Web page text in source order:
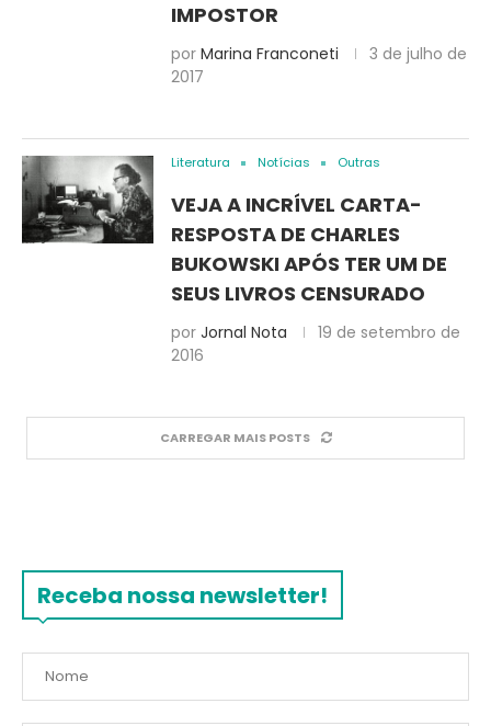
IMPOSTOR
por Marina Franconeti
3 de julho de
2017
Literatura Notícias Outras
VEJA A INCRÍVEL CARTA-
RESPOSTA DE CHARLES
BUKOWSKI APÓS TER UM DE
SEUS LIVROS CENSURADO
por Jornal Nota
19 de setembro de
2016
CARREGAR MAIS POSTS
Receba nossa newsletter!